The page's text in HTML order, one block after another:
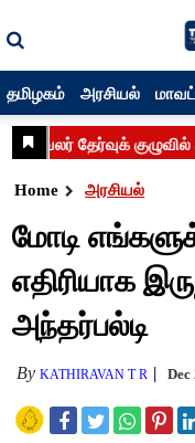
தமிழகம் அரசியல்
Home அரசியல்
மோடி
எதிரியாக
அந்தர்பல்டி
ByKATHIRAVAN T R Dec